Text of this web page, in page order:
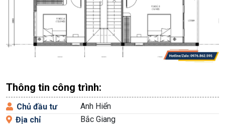
Thông tin công trình:
Chủ đầu tư
Anh Hiển
Địa chỉ
Bắc Giang